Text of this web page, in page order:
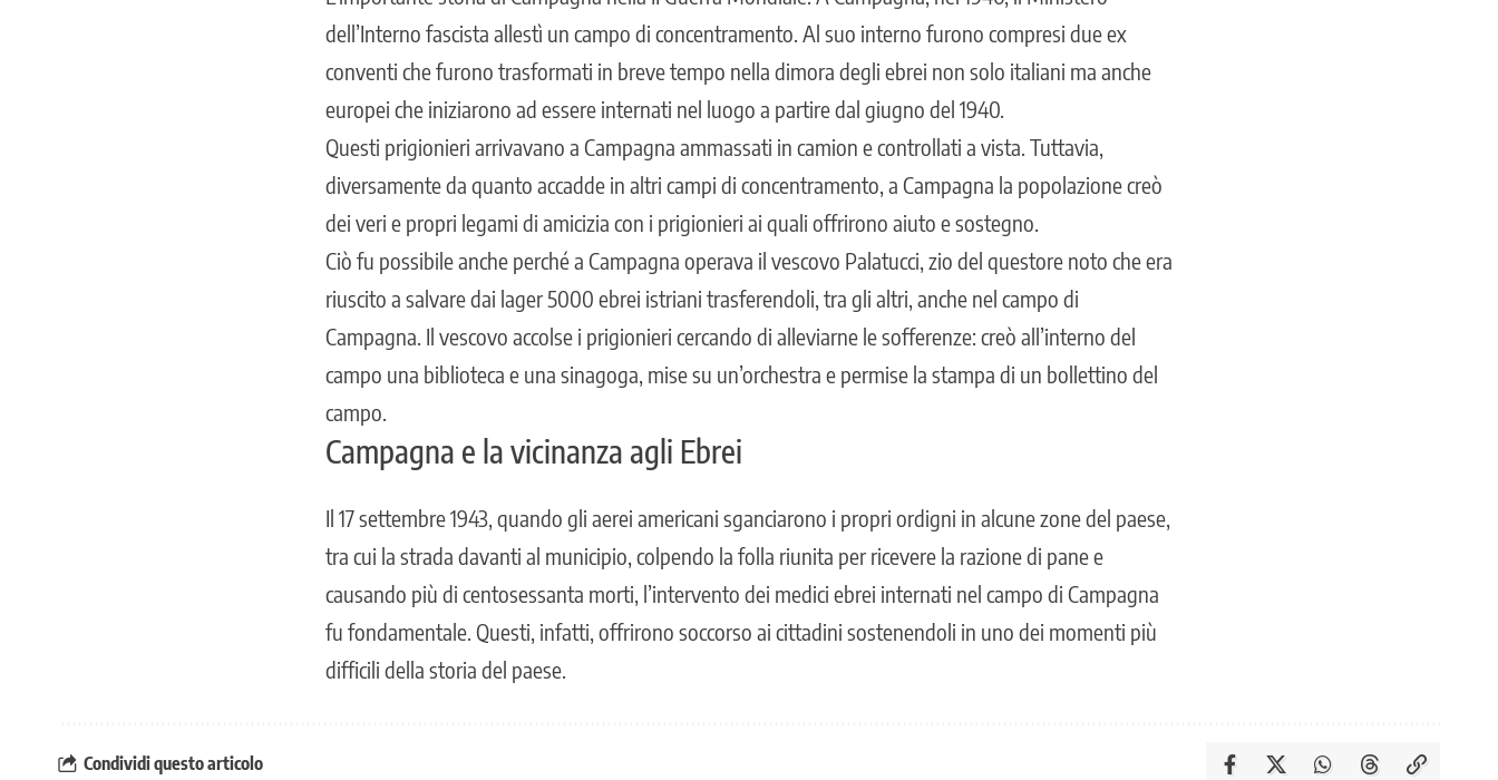
dell’Interno fascista allestì un campo di concentramento. Al suo interno furono compresi due ex
conventi che furono trasformati in breve tempo nella dimora degli ebrei non solo italiani ma anche
europei che iniziarono ad essere internati nel luogo a partire dal giugno del 1940.
Questi prigionieri arrivavano a Campagna ammassati in camion e controllati a vista. Tuttavia,
diversamente da quanto accadde in altri campi di concentramento, a Campagna la popolazione creò
dei veri e propri legami di amicizia con i prigionieri ai quali offrirono aiuto e sostegno.
Ciò fu possibile anche perché a Campagna operava il vescovo Palatucci, zio del questore noto che era
riuscito a salvare dai lager 5000 ebrei istriani trasferendoli, tra gli altri, anche nel campo di
Campagna. Il vescovo accolse i prigionieri cercando di alleviarne le sofferenze: creò all’interno del
campo una biblioteca e una sinagoga, mise su un’orchestra e permise la stampa di un bollettino del
campo.
Campagna e la vicinanza agli Ebrei
Il 17 settembre 1943, quando gli aerei americani sganciarono i propri ordigni in alcune zone del paese,
tra cui la strada davanti al municipio, colpendo la folla riunita per ricevere la razione di pane e
causando più di centosessanta morti, l’intervento dei medici ebrei internati nel campo di Campagna
fu fondamentale. Questi, infatti, offrirono soccorso ai cittadini sostenendoli in uno dei momenti più
difficili della storia del paese.
Condividi questo articolo